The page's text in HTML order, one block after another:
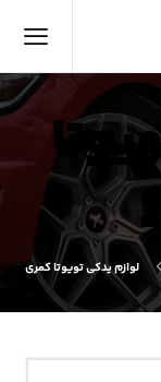
لوازم یدکی تویوتا کمری